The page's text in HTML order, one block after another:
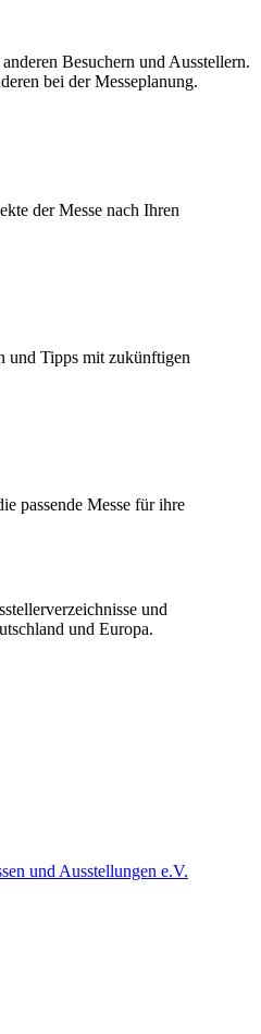
Besuchern und Ausstellern.
bei der Messeplanung.
der Messe nach Ihren
und Tipps mit zukünftigen
passende Messe für ihre
und
und Europa.
und Ausstellungen e.V.